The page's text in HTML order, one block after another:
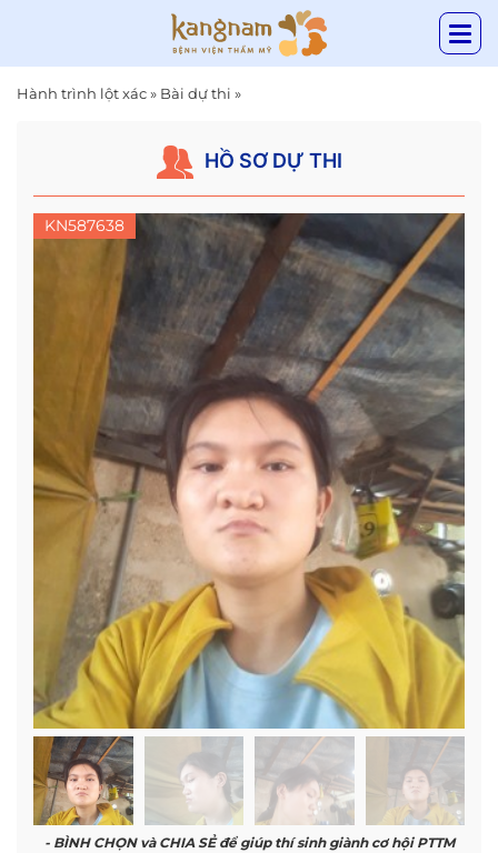
Hành trình lột xác» Bài dự thi »
HỒ SƠ DỰ THI
KN587638
- BÌNH CHỌN và CHIA SẺ để giúp thí sinh giành cơ hội PTTM